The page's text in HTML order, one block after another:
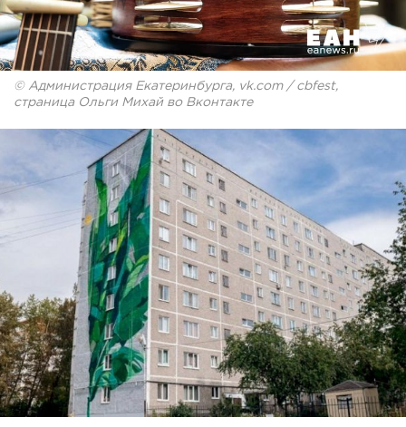
© Администрация Екатеринбурга, vk.com / cbfest,
страница Ольги Михай во Вконтакте